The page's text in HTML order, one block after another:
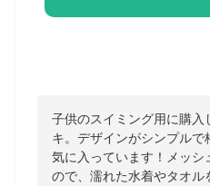
子供のスイミング用に購入
キ。デザインがシンプルで
気に入っています！メッシ
ので、濡れた水着やタオル